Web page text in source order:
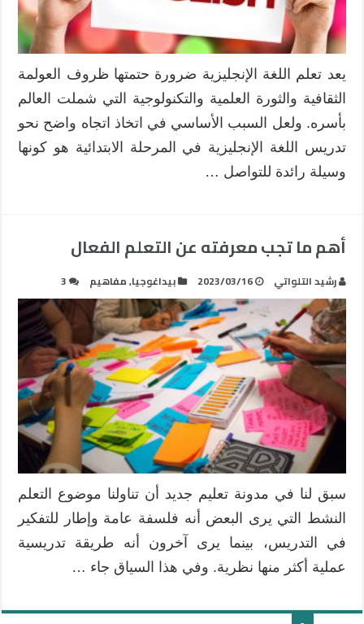
التعلم
القائم
على
في
المرحلة
مغلقة
يعد تعلم اللغة الإنجليزية ضرورة حتمتها ظروف العولمة
الثقافية والثورة العلمية والتكنولوجية التي شملت العالم
بأسره. ولعل السبب الأساسي في اتخاذ اتجاه واضح نحو
تدريس اللغة الإنجليزية في المرحلة الابتدائية هو كونها
وسيلة رائدة للتواصل …
أهم ما تجب معرفته عن التعلم الفعال
رشيد التلواتي 2023/03/16 بيداغوجيا,مفاهيم 3
سبق لنا في مدونة تعليم جديد أن تناولنا موضوع التعلم
النشط التي يرى البعض أنه فلسفة عامة وإطار للتفكير
في التدريس، بينما يرى آخرون أنه طريقة تدريسية
عملية أكثر منها نظرية. وفي هذا السياق جاء …